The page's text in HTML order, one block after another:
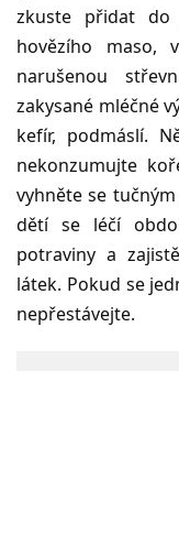
zkuste přidat do
hovězího maso,
narušenou
zakysané mléčné
kefír, podmáslí.
nekonzumujte
vyhněte se
dětí se léčí
potraviny a
látek. Pokud se
nepřestávejte.